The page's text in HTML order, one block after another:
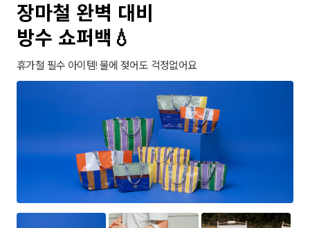
장마철 완벽 대비
방수 쇼퍼백💧
휴가철 필수 아이템! 물에 젖어도 걱정없어요